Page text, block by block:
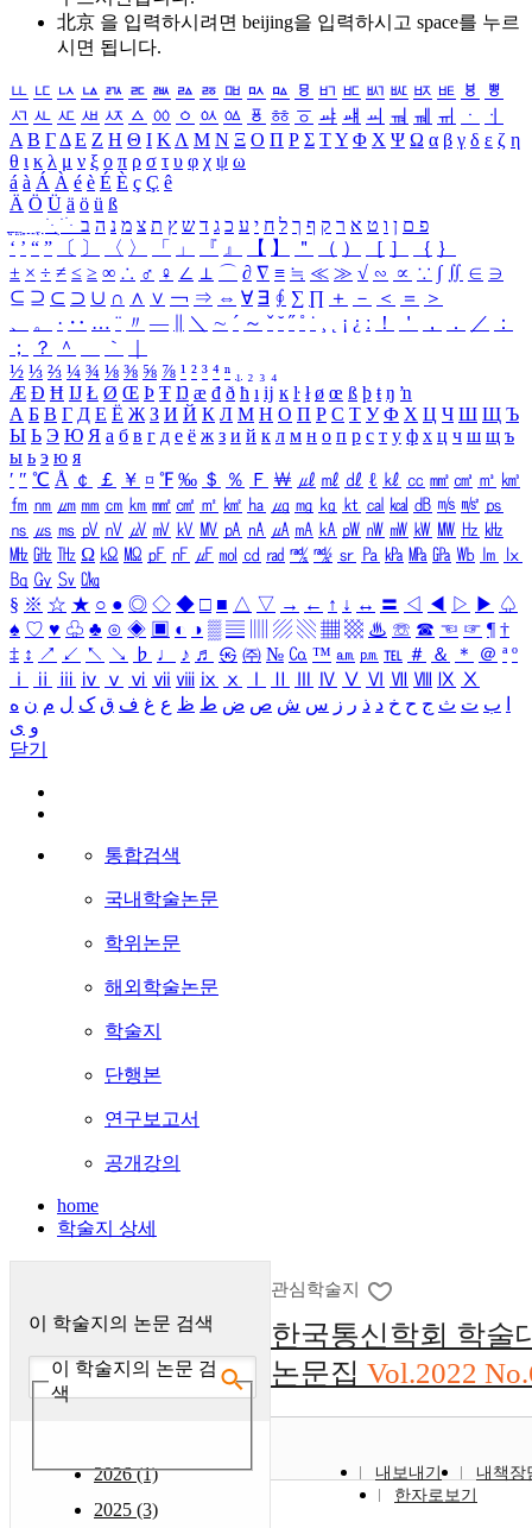
北京 을 입력하시려면 beijing을 입력하시고 space를 누르
시면 됩니다.
ㅥ ㅦ ㅧ ㅨ ㅩ ㅪ ㅫ ㅬ ㅭ ㅮ ㅯ ㅰ ㅱ ㅲ ㅳ ㅴ ㅵ ㅶ ㅷ ㅸ
ㅹ
ㅺ ㅻ ㅼ ㅽ ㅾ ㅿ ㆀ ㆁ ㆂ ㆃ ㆄ ㆅ ㆆ ㆇ ㆈ ㆉ ㆊ ㆋ ㆌ ㆍ
ㆎ
Α Β ΓΔ Ε Ζ Η Θ Ι ΚΛ Μ Ν Ξ Ο Π Ρ Σ ΤΥ Φ Χ Ψ Ω α β γ δ ε ζ η
θ ι κ λ μ ν ξ ο π ρ σ τ υ φ χ ψ ω
á à Á À é è É È ç Ç ê
Ä Ö Ü ä ö ü ß
ִֶֹ ֻּ ׁׂ פ ם ן ו ט א ר ק ף ך ל ח י ע כ ג ד ש ץ ת צ מ נ ה ב
‘ ’ “ ” 〔 〕 〈 〉 「 」 『 』 【 】 ＂ （ ） ［ ］ ｛ ｝
± × ÷ ≠ ≤ ≥ ∞ ∴ ♂ ♀ ∠ ⊥ ⌒ ∂ ∇ ≡ ≒ ≪ ≫ √ ∽ ∝ ∵ ∫ ∬ ∈ ∋
⊆ ⊇ ⊂ ⊃ ∪ ∩ ∧ ∨ ￢ ⇒ ⇔ ∀ ∃ ∮ ∑ ∏ ＋ － ＜ ＝
＞
、
。 · ‥ … ¨ 〃 ― ＼ ∼ ´ ～ ˇ ˘ ˝ ˚ ˙ ¸ ¡ ¿ ː ！ ＇ ， ． ／
：
；
？ ＾ ｀
½ ⅓ ⅔ ¼ ¾ ⅛ ⅜ ⅝ ⅞ ¹ ² ³ ⁴ ⁿ ₁ ₂ ₃ ₄
Æ Ð Ħ Ĳ Ł Ø Œ Þ Ŧ Ŋ æ đ ð ħ ı ĳ ĸ ŀ ł ø œ ß þ ŧ ŋ ŉ
А Б В Г Д Е Ё Ж З И Й К Л М Н О П Р С Т У Ф Х Ц Ч Ш Щ Ъ
Ы Ь Э Ю Я а б в г д е ё ж з и й к л м н о п р с т у ф х ц ч ш щ ъ
ы ь э ю я
′ ″ ℃ Å ￠ ￡ ￥ ¤ ℉ ‰ ＄ ％ Ｆ ￦ ㎕ ㎖ ㎗ ℓ ㎘ ㏄ ㎣ ㎤ ㎥ ㎦
㎙ ㎚ ㎛ ㎜ ㎝ ㎞ ㎟ ㎠ ㎡ ㎢ ㏊ ㎍ ㎎ ㎏ ㏏ ㎈ ㎉ ㏈ ㎧ ㎨ ㎰
㎱ ㎲ ㎳ ㎴ ㎵ ㎶ ㎷ ㎸ ㎹ ㎀ ㎁ ㎂ ㎃ ㎄ ㎺ ㎻ ㎽ ㎾ ㎿ ㎐ ㎑
㎒ ㎓ ㎔ Ω ㏀ ㏁ ㎊ ㎋ ㎌ ㏖ ㏅ ㎭ ㎮ ㎯ ㏛ ㎩ ㎪ ㎫ ㎬ ㏝ ㏐
㏓
㏃ ㏉ ㏜ ㏆
§ ※ ☆ ★ ○ ● ◎ ◇ ◆ □ ■ △ ▽ → ← ↑ ↓ ↔ 〓 ◁ ◀ ▷ ▶ ♤
♠ ♡ ♥ ♧ ♣ ⊙ ◈ ▣ ◐ ◑ ▒ ▤ ▨ ▧ ▦ ▩ ♨ ☏ ☎ ☜ ☞ ¶ †
‡ ↕ ↗ ↙ ↖ ↘ ♭ ♩ ♪ ♬ ㉿ ㈜ № ㏇ ™ ㏂ ㏘ ℡ ＃ ＆ ＊ ＠ ª º
ⅰ
ⅱ ⅲ ⅳ ⅴ ⅵ ⅶ ⅷ ⅸ ⅹ Ⅳ Ⅴ Ⅵ Ⅶ Ⅷ Ⅸ Ⅹ
ب ت ث ج ح خ د ذ ر ز س ش ص ض ط ظ ع غ ف ق ک ل م ن ه
و ی
닫기
통합검색
국내학술논문
학위논문
해외학술논문
학술지
단행본
연구보고서
공개강의
home
학술지 상세
이 학술지의 논문 검색
이 학술지의 논문 검
색
2026 (1)
2025 (3)
관심학술지
한국통신학회 학술
논문집 Vol.2022
내보내기
내책장
한자로보기